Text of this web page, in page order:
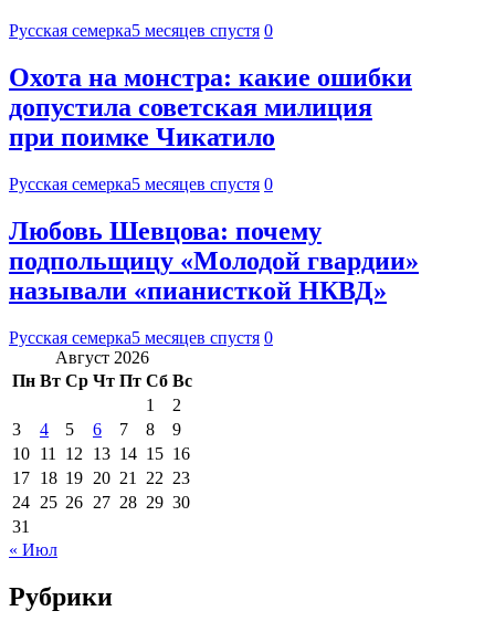
Русская семерка5 месяцев спустя 0
Охота на монстра: какие ошибки
допустила советская милиция
при поимке Чикатило
Русская семерка5 месяцев спустя 0
Любовь Шевцова: почему
подпольщицу «Молодой гвардии»
называли «пианисткой НКВД»
Русская семерка5 месяцев спустя 0
Август 2026
Пн Вт Ср Чт Пт Сб Вс
1
2
3
4 5 6 7 8
9
10 11 12 13 14 15 16
17 18 19 20 21 22 23
24 25 26 27 28 29 30
31
« Июл
Рубрики